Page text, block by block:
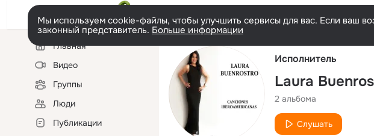
Мы используем cookie-файлы, чтобы улучшить сервисы для вас. Если ваш
законный представитель. Больше информации
Левая
колонкаГлавная
Видео
Группы
Люди
Публикации
Исполнитель
Laura
2 альбома
Слушать